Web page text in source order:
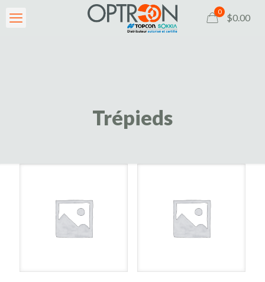
0
$0.00
Trépieds